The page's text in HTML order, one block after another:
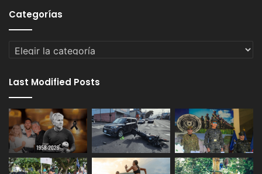
Categorías
Categorías
Last Modified Posts